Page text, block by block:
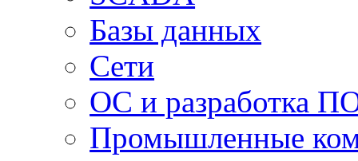
Базы данных
Сети
ОС и разработка
Промышленные